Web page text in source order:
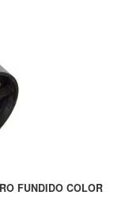
FUNDIDO COLOR